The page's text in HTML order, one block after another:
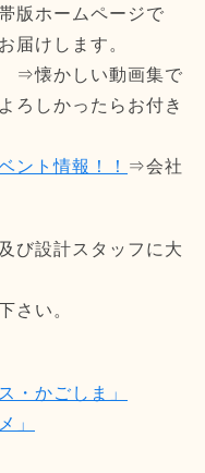
版ホームページで
届けします。
かしい動画集で
ろしかったらお付き
ント情報！！ ⇒会社
び設計スタッフに大
さい。
・かごしま」
」